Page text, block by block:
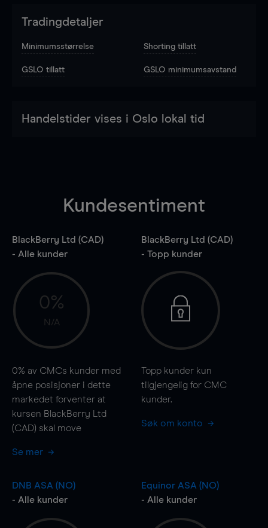
Tradingdetaljer
Minimumsstørrelse Shorting tillatt
GSLO tillatt GSLO minimumsavstand
Handelstider vises i Oslo lokal tid
Kundesentiment
BlackBerry Ltd (CAD)
- Alle kunder
0%
N/A
0% av CMCs kunder med
åpne posisjoner i dette
markedet forventer at
kursen BlackBerry Ltd
(CAD) skal move
Se mer
BlackBerry Ltd (CAD)
- Topp kunder
Topp kunder kun
tilgjengelig for CMC
kunder.
Søk om konto
DNB ASA (NO)
- Alle kunder
Equinor ASA (NO)
- Alle kunder